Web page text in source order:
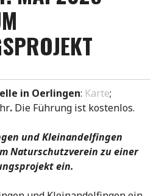
in Oerlingen: Karte;
. Die Führung ist kostenlos.
und Kleinandelfingen
Naturschutzverein zu einer
ein.